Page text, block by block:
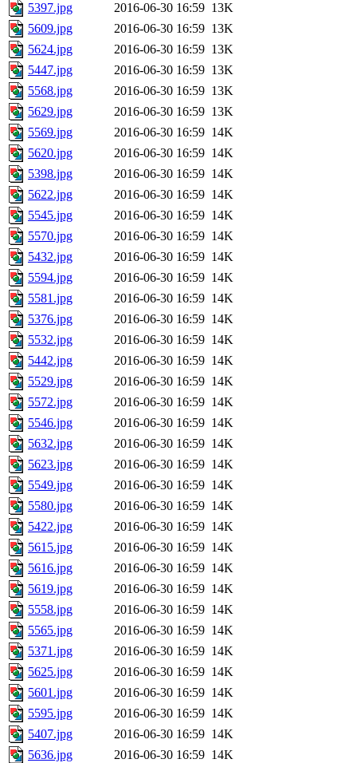
5397.jpg 2016-06-30 16:59 13K
5609.jpg
2016-06-30 16:59 13K
5624.jpg
2016-06-30 16:59 13K
5447.jpg
2016-06-30 16:59 13K
5568.jpg
2016-06-30 16:59 13K
5629.jpg
2016-06-30 16:59 13K
5569.jpg
2016-06-30 16:59 14K
5620.jpg
2016-06-30 16:59 14K
5398.jpg
2016-06-30 16:59 14K
5622.jpg
2016-06-30 16:59 14K
5545.jpg
2016-06-30 16:59 14K
5570.jpg
2016-06-30 16:59 14K
5432.jpg
2016-06-30 16:59 14K
5594.jpg
2016-06-30 16:59 14K
5581.jpg
2016-06-30 16:59 14K
5376.jpg
2016-06-30 16:59 14K
5532.jpg
2016-06-30 16:59 14K
5442.jpg
2016-06-30 16:59 14K
5529.jpg
2016-06-30 16:59 14K
5572.jpg
2016-06-30 16:59 14K
5546.jpg
2016-06-30 16:59 14K
5632.jpg
2016-06-30 16:59 14K
5623.jpg
2016-06-30 16:59 14K
5549.jpg
2016-06-30 16:59 14K
5580.jpg
2016-06-30 16:59 14K
5422.jpg
2016-06-30 16:59 14K
5615.jpg
2016-06-30 16:59 14K
5616.jpg
2016-06-30 16:59 14K
5619.jpg
2016-06-30 16:59 14K
5558.jpg
2016-06-30 16:59 14K
5565.jpg
2016-06-30 16:59 14K
5371.jpg
2016-06-30 16:59 14K
5625.jpg
2016-06-30 16:59 14K
5601.jpg
2016-06-30 16:59 14K
5595.jpg
2016-06-30 16:59 14K
5407.jpg
2016-06-30 16:59 14K
5636.jpg
2016-06-30 16:59 14K